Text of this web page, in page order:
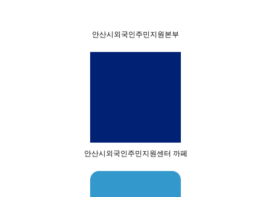
안산시외국인주민지원본부
안산시외국인주민지원센터 까페